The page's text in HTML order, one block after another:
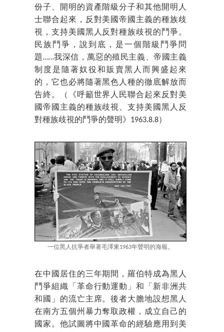
份子、開明的資產階級分子和其他開明人
士聯合起來，反對美國帝國主義的種族歧
視，支持美國黑人反對種族歧視的鬥爭。
民族鬥爭，說到底，是一個階級鬥爭問
題……我深信，萬惡的殖民主義、帝國主義
制度是隨著奴役和販賣黑人而興盛起來
的，它也必將隨著黑色人種的徹底解放而
告終。（《呼籲世界人民聯合起來反對美
國帝國主義的種族歧視、支持美國黑人反
對種族歧視的鬥爭的聲明》1963.8.8）
一位黑人抗爭者舉著毛澤東1963年聲明的海報。
在中國居住的三年期間，羅伯特成為黑人
鬥爭組織「革命行動運動」和「新非洲共
和國」的流亡主席。後者大膽地設想黑人
在南方五個州暴力奪取政權，成立自己的
國家。他試圖將中國革命的經驗應用到美